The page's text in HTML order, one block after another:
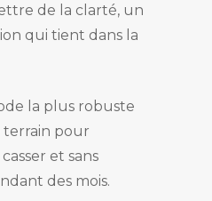
de la clarté, un
qui tient dans la
la plus robuste
terrain pour
et sans
des mois.